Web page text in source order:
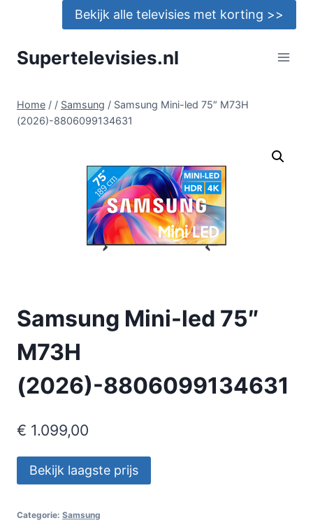
Bekijk alle televisies met korting >>
Supertelevisies.nl
Home / / Samsung / Samsung Mini-led 75″ M73H
(2026)-8806099134631
Samsung Mini-led 75″
M73H
(2026)-8806099134631
€ 1.099,00
Bekijk laagste prijs
Categorie: Samsung